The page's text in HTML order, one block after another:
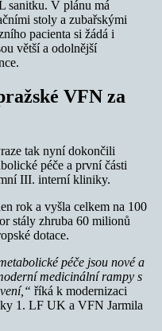
sanitku. V plánu má
stoly a zubařskými
pacienta si žádá i
větší a odolnější
VFN za
tak nyní dokončili
péče a první části
III. interní kliniky.
rok a vyšla celkem na 100
stály zhruba 60 milionů
dotace.
péče jsou nové a
medicinální rampy s
říká k modernizaci
1. LF UK a VFN Jarmila